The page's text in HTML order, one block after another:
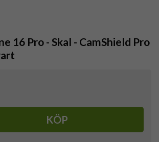
16 Pro - Skal - CamShield Pro
KÖP